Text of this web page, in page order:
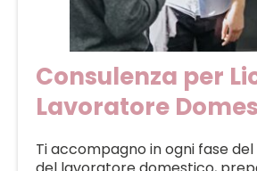
Consulenza per
Lavoratore
Ti accompagno in ogni fase